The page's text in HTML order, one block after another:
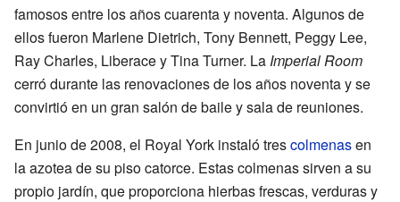
famosos entre los años cuarenta y noventa. Algunos de
ellos fueron Marlene Dietrich, Tony Bennett, Peggy Lee,
Ray Charles, Liberace y Tina Turner. La Imperial Room
cerró durante las renovaciones de los años noventa y se
convirtió en un gran salón de baile y sala de reuniones.
En junio de 2008, el Royal York instaló trescolmenasen
la azotea de su piso catorce. Estas colmenas sirven a su
propio jardín, que proporciona hierbas frescas, verduras y